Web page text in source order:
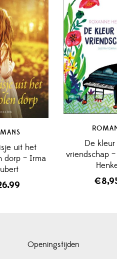
uit het
dorp – Irma
De
vriendschap
€
Openingstijden